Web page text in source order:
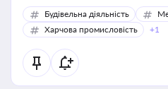
Будівельна діяльність
Харчова промисловість
+1